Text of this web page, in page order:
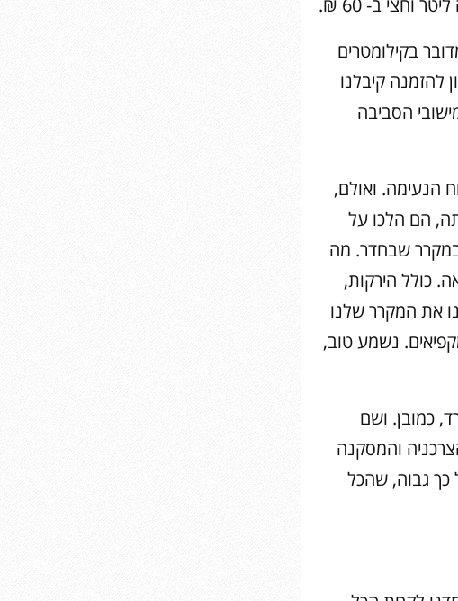
ב- 60 ₪.
בקילומטרים
להזמנה קיבלנו
הסביבה
הנעימה. ואולם,
הם הלכו על
במקרר שבחדר. מה
כולל הירקות,
את המקרר שלנו
נשמע טוב,
כמובן. ושם
והמסקנה
כך גבוה, שהכל